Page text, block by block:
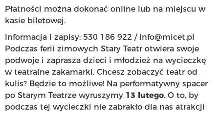
Płatności można dokonać online lub na miejscu w
kasie biletowej.
Informacja i zapisy: 530 186 922 / info@micet.pl
Podczas ferii zimowych Stary Teatr otwiera swoje
podwoje i zaprasza dzieci i młodzież na wycieczkę
w teatralne zakamarki. Chcesz zobaczyć teatr od
kulis? Będzie to możliwe! Na performatywny spacer
po Starym Teatrze wyruszymy 13 lutego. O to, by
podczas tej wycieczki nie zabrakło dla nas atrakcji